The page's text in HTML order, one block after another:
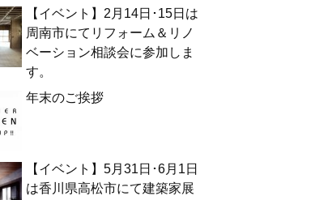
【イベント】2月14日･15日は
周南市にてリフォーム＆リノ
ベーション相談会に参加しま
す。
年末のご挨拶
【イベント】5月31日･6月1日
は香川県高松市にて建築家展